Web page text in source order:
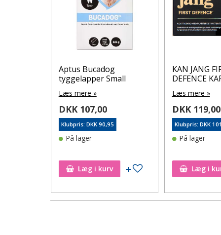
Tilføj til ønskeseddel
Aptus Bucadog
tyggelapper Small
Læs mere »
DKK 107,00
Klubpris: DKK 90,95
På lager
Læg i kurv Tilføj til ønskeseddel
KAN JANG
DEFENCE
Læs mere »
DKK 119,00
Klubpris: DKK
På lager
Læg i